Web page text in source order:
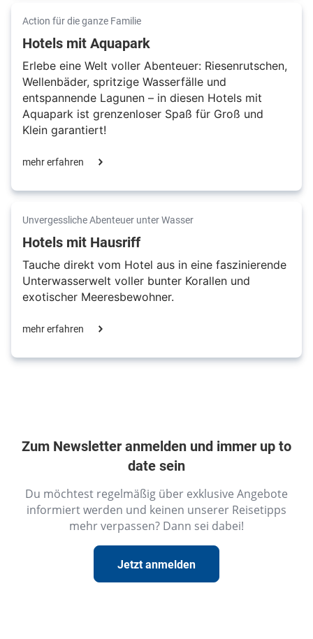
Action für die ganze Familie
Hotels mit Aquapark
Erlebe eine Welt voller Abenteuer: Riesenrutschen,
Wellenbäder, spritzige Wasserfälle und
entspannende Lagunen – in diesen Hotels mit
Aquapark ist grenzenloser Spaß für Groß und
Klein garantiert!
mehr erfahren
Unvergessliche Abenteuer unter Wasser
Hotels mit Hausriff
Tauche direkt vom Hotel aus in eine faszinierende
Unterwasserwelt voller bunter Korallen und
exotischer Meeresbewohner.
mehr erfahren
Zum Newsletter anmelden und immer up to
date sein
Du möchtest regelmäßig über exklusive Angebote
informiert werden und keinen unserer Reisetipps
mehr verpassen? Dann sei dabei!
Jetzt anmelden